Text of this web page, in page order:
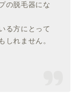
の脱毛器にな
る方にとって
しれません。